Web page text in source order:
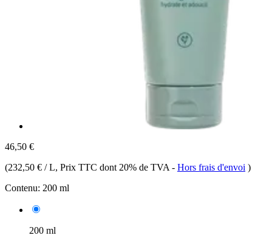
46,50 €
(232,50 € / L, Prix TTC dont 20% de TVA - Hors frais d'envoi )
Contenu: 200 ml
200 ml